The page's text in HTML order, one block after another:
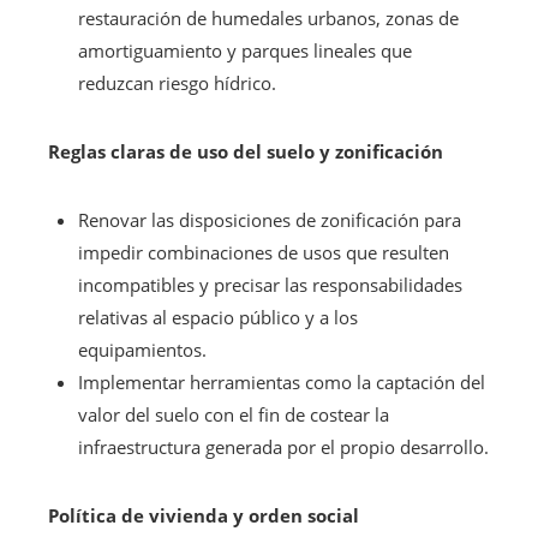
restauración de humedales urbanos, zonas de
amortiguamiento y parques lineales que
reduzcan riesgo hídrico.
Reglas claras de uso del suelo y zonificación
Renovar las disposiciones de zonificación para
impedir combinaciones de usos que resulten
incompatibles y precisar las responsabilidades
relativas al espacio público y a los
equipamientos.
Implementar herramientas como la captación del
valor del suelo con el fin de costear la
infraestructura generada por el propio desarrollo.
Política de vivienda y orden social